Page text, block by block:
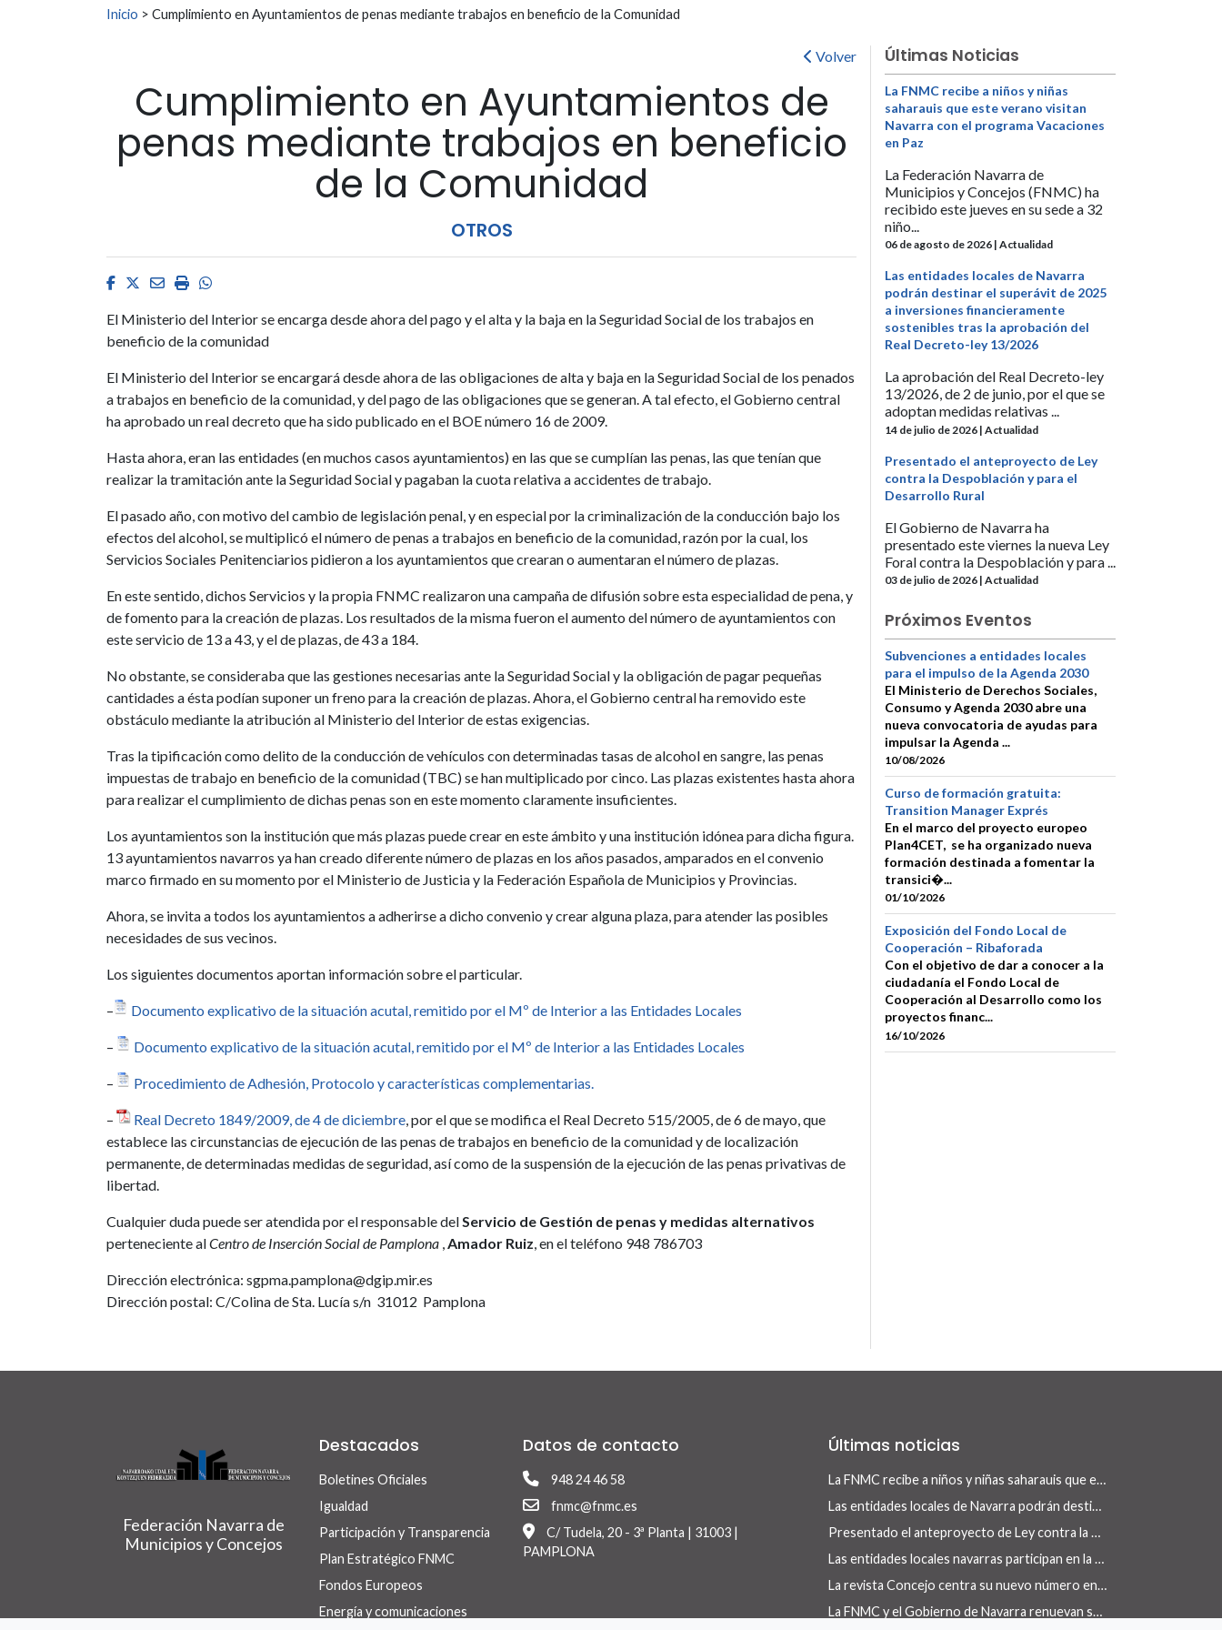
Buscar:
Inicio > Cumplimiento en Ayuntamientos de penas mediante trabajos en beneficio de la Comunidad
Volver
Cumplimiento en Ayuntamientos de
penas mediante trabajos en beneficio
de la Comunidad
OTROS
Facebook
Twitter
EmailImprimirWhatsapp
El Ministerio del Interior se encarga desde ahora del pago y el alta y la baja en la Seguridad Social de los trabajos en
beneficio de la comunidad
El Ministerio del Interior se encargará desde ahora de las obligaciones de alta y baja en la Seguridad Social de los penados
a trabajos en beneficio de la comunidad, y del pago de las obligaciones que se generan. A tal efecto, el Gobierno central
ha aprobado un real decreto que ha sido publicado en el BOE número 16 de 2009.
Hasta ahora, eran las entidades (en muchos casos ayuntamientos) en las que se cumplían las penas, las que tenían que
realizar la tramitación ante la Seguridad Social y pagaban la cuota relativa a accidentes de trabajo.
El pasado año, con motivo del cambio de legislación penal, y en especial por la criminalización de la conducción bajo los
efectos del alcohol, se multiplicó el número de penas a trabajos en beneficio de la comunidad, razón por la cual, los
Servicios Sociales Penitenciarios pidieron a los ayuntamientos que crearan o aumentaran el número de plazas.
En este sentido, dichos Servicios y la propia FNMC realizaron una campaña de difusión sobre esta especialidad de pena, y
de fomento para la creación de plazas. Los resultados de la misma fueron el aumento del número de ayuntamientos con
este servicio de 13 a 43, y el de plazas, de 43 a 184.
No obstante, se consideraba que las gestiones necesarias ante la Seguridad Social y la obligación de pagar pequeñas
cantidades a ésta podían suponer un freno para la creación de plazas. Ahora, el Gobierno central ha removido este
obstáculo mediante la atribución al Ministerio del Interior de estas exigencias.
Tras la tipificación como delito de la conducción de vehículos con determinadas tasas de alcohol en sangre, las penas
impuestas de trabajo en beneficio de la comunidad (TBC) se han multiplicado por cinco. Las plazas existentes hasta ahora
para realizar el cumplimiento de dichas penas son en este momento claramente insuficientes.
Los ayuntamientos son la institución que más plazas puede crear en este ámbito y una institución idónea para dicha figura.
13 ayuntamientos navarros ya han creado diferente número de plazas en los años pasados, amparados en el convenio
marco firmado en su momento por el Ministerio de Justicia y la Federación Española de Municipios y Provincias.
Ahora, se invita a todos los ayuntamientos a adherirse a dicho convenio y crear alguna plaza, para atender las posibles
necesidades de sus vecinos.
Los siguientes documentos aportan información sobre el particular.
– Documento explicativo de la situación acutal, remitido por el Mº de Interior a las Entidades Locales
– Documento explicativo de la situación acutal, remitido por el Mº de Interior a las Entidades Locales
– Procedimiento de Adhesión, Protocolo y características complementarias.
– Real Decreto 1849/2009, de 4 de diciembre, por el que se modifica el Real Decreto 515/2005, de 6 de mayo, que
establece las circunstancias de ejecución de las penas de trabajos en beneficio de la comunidad y de localización
permanente, de determinadas medidas de seguridad, así como de la suspensión de la ejecución de las penas privativas de
libertad.
Cualquier duda puede ser atendida por el responsable delServicio de Gestión de penas y medidas alternativos
perteneciente alCentro de Inserción Social de Pamplona ,Amador Ruiz, en el teléfono 948 786703
Dirección electrónica: sgpma.pamplona@dgip.mir.es
Dirección postal: C/Colina de Sta. Lucía s/n 31012 Pamplona
Últimas Noticias
La FNMC recibe a niños y niñas
saharauis que este verano visitan
Navarra con el programa Vacaciones
en Paz
La Federación Navarra de
Municipios y Concejos (FNMC) ha
recibido este jueves en su sede a 32
niño...
06 de agosto de 2026 | Actualidad
Las entidades locales de Navarra
podrán destinar el superávit de 2025
a inversiones financieramente
sostenibles tras la aprobación del
Real Decreto-ley 13/2026
La aprobación del Real Decreto-ley
13/2026, de 2 de junio, por el que se
adoptan medidas relativas ...
14 de julio de 2026 | Actualidad
Presentado el anteproyecto de Ley
contra la Despoblación y para el
Desarrollo Rural
El Gobierno de Navarra ha
presentado este viernes la nueva Ley
Foral contra la Despoblación y para ...
03 de julio de 2026 | Actualidad
Próximos Eventos
Subvenciones a entidades locales
para el impulso de la Agenda 2030
El Ministerio de Derechos Sociales,
Consumo y Agenda 2030 abre una
nueva convocatoria de ayudas para
impulsar la Agenda ...
10/08/2026
Curso de formación gratuita:
Transition Manager Exprés
En el marco del proyecto europeo
Plan4CET, se ha organizado nueva
formación destinada a fomentar la
transici�...
01/10/2026
Exposición del Fondo Local de
Cooperación – Ribaforada
Con el objetivo de dar a conocer a la
ciudadanía el Fondo Local de
Cooperación al Desarrollo como los
proyectos financ...
16/10/2026
Federación Navarra de
Municipios y Concejos
Destacados
Boletines Oficiales
Igualdad
Participación y Transparencia
Plan Estratégico FNMC
Fondos Europeos
Energía y comunicaciones
Datos de contacto
948 24 46 58
fnmc@fnmc.es
C/ Tudela, 20 - 3ª Planta | 31003 |
PAMPLONA
Últimas noticias
La FNMC recibe a niños y niñas saharauis que este verano visitan Navarra con el programa Vacaciones en Paz
Las entidades locales de Navarra podrán destinar el superávit de 2025 a inversiones financieramente sostenibles tras la aprobación del Real Decreto-ley 13/2026
Presentado el anteproyecto de Ley contra la Despoblación y para el Desarrollo Rural
Las entidades locales navarras participan en la reconstrucción de infraestructuras dañadas por la DANA de 175 municipios valencianos
La revista Concejo centra su nuevo número en las herramientas locales para actuar en vivienda
La FNMC y el Gobierno de Navarra renuevan su convenio para reforzar las políticas de igualdad en las entidades locales